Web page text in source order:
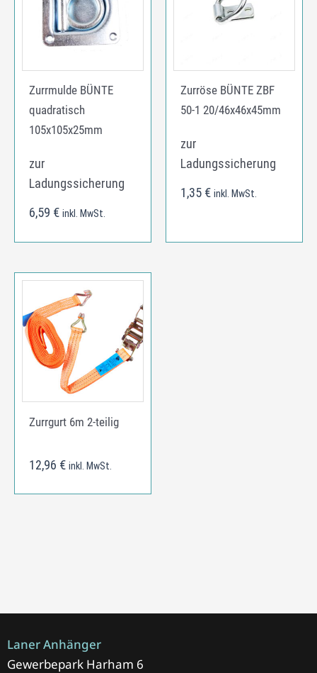
Zurrmulde BÜNTE
quadratisch
105x105x25mm
zur
Ladungssicherung
6,59 € inkl. MwSt.
Zurröse BÜNTE ZBF
50-1 20/46x46x45mm
zur
Ladungssicherung
1,35 € inkl. MwSt.
Zurrgurt 6m 2-teilig
12,96 € inkl. MwSt.
Laner Anhänger
Gewerbepark Harham 6